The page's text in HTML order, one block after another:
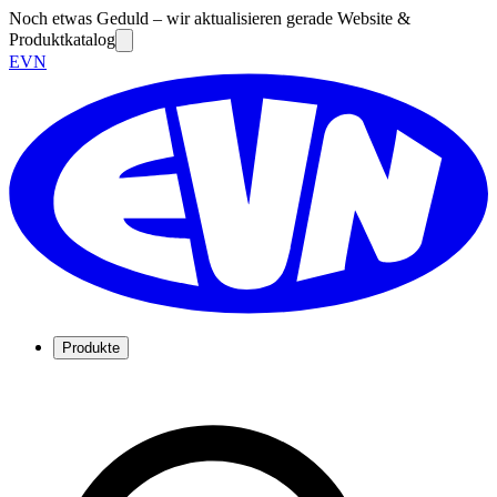
Noch etwas Geduld – wir aktualisieren gerade Website &
Produktkatalog
EVN
Produkte